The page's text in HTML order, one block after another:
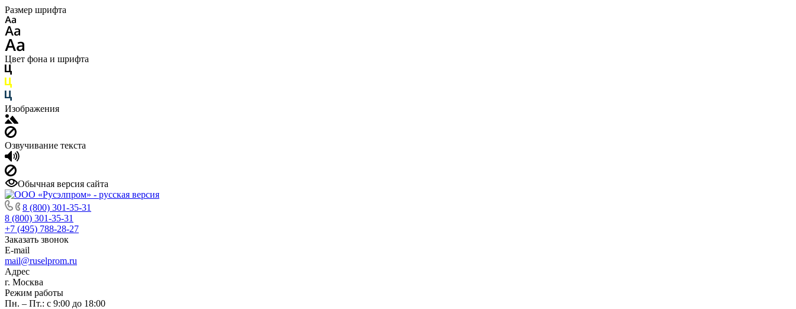
Размер шрифта
Цвет фона и шрифта
Изображения
Озвучивание текста
Обычная версия сайта
8 (800) 301-35-31
8 (800) 301-35-31
+7 (495) 788-28-27
Заказать звонок
E-mail
mail@ruselprom.ru
Адрес
г. Москва
Режим работы
Пн. – Пт.: с 9:00 до 18:00